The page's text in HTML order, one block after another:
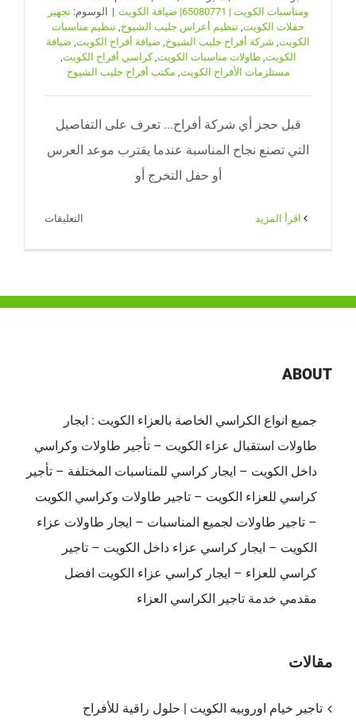
ومناسبات الكويت | 65080771| ضيافة الكويت
| الوسوم: تجهيز
حفلات الكويت تنظيم أعراس جليب الشيوخ تنظيم مناسبات
الكويت شركة أفراح جليب الشيوخ ضيافة أفراح الكويت ضيافة
الكويت ,طاولات مناسبات الكويت ,كراسي أفراح الكويت
مستلزمات الأفراح الكويت مكتب أفراح جليب الشيوخ
قبل حجز أي شركة أفراح... تعرف على التفاصيل
التي تصنع نجاح المناسبة عندما يقترب موعد العرس
أو حفل التخرج أو
التعليقات
نهاية
ABOUT
جميع انواع الكراسي الخاصة بالعزاء الكويت : ايجار
طاولات استقبال عزاء الكويت – تأجير طاولات وكراسي
داخل الكويت – ايجار كراسي للمناسبات المختلفة – تأجير
كراسي للعزاء الكويت – تاجير طاولات وكراسي الكويت
– تاجير طاولات لجميع المناسبات – ايجار طاولات عزاء
الكويت – ايجار كراسي عزاء داخل الكويت – تاجير
كراسي للعزاء – ايجار كراسي عزاء الكويت افضل
مقدمي خدمة تاجير الكراسي العزاء
مقالات
تاجير خيام اوروبيه الكويت | حلول راقية للأفراح